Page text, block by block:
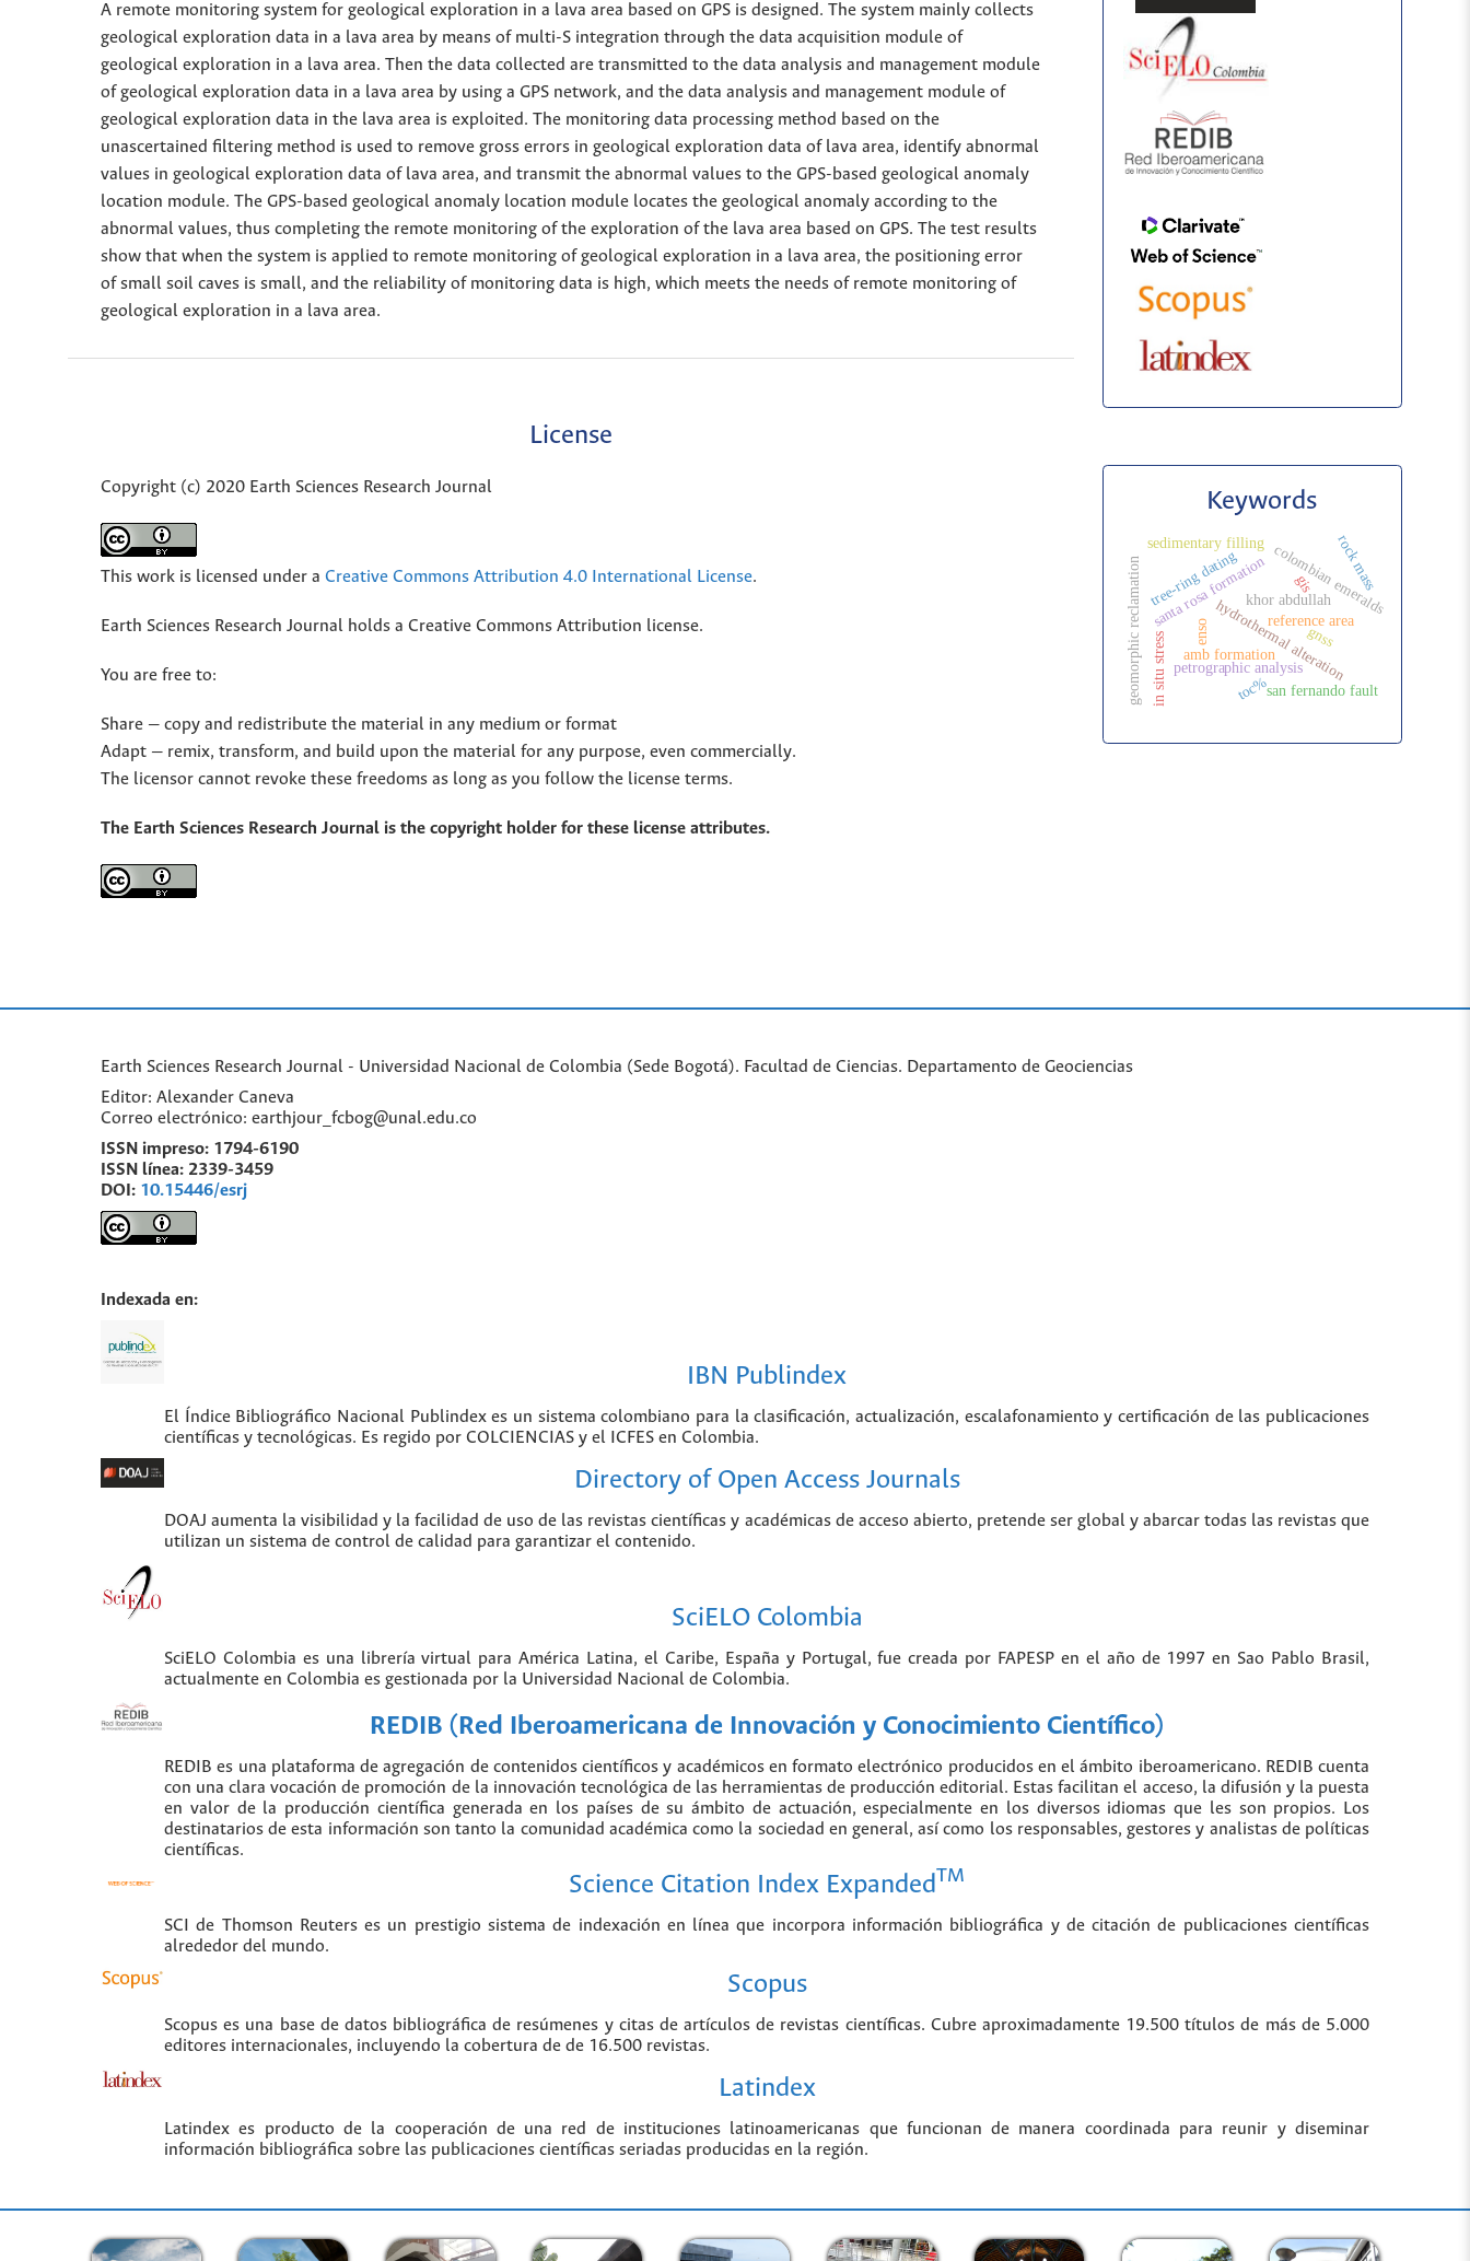
A remote monitoring system for geological exploration in a lava area based on GPS is designed. The system mainly collects
geological exploration data in a lava area by means of multi-S integration through the data acquisition module of
geological exploration in a lava area. Then the data collected are transmitted to the data analysis and management module
of geological exploration data in a lava area by using a GPS network, and the data analysis and management module of
geological exploration data in the lava area is exploited. The monitoring data processing method based on the
unascertained filtering method is used to remove gross errors in geological exploration data of lava area, identify abnormal
values in geological exploration data of lava area, and transmit the abnormal values to the GPS-based geological anomaly
location module. The GPS-based geological anomaly location module locates the geological anomaly according to the
abnormal values, thus completing the remote monitoring of the exploration of the lava area based on GPS. The test results
show that when the system is applied to remote monitoring of geological exploration in a lava area, the positioning error
of small soil caves is small, and the reliability of monitoring data is high, which meets the needs of remote monitoring of
geological exploration in a lava area.
License
Copyright (c) 2020 Earth Sciences Research Journal
This work is licensed under a Creative Commons Attribution 4.0 International License.
Earth Sciences Research Journal holds a Creative Commons Attribution license.
You are free to:
Share — copy and redistribute the material in any medium or format
Adapt — remix, transform, and build upon the material for any purpose, even commercially.
The licensor cannot revoke these freedoms as long as you follow the license terms.
The Earth Sciences Research Journal is the copyright holder for these license attributes.
Keywords
colombian emeralds
hydrothermal alteration
santa rosa formation
san fernando fault
petrographic analysis
amb formation
sedimentary filling
geomorphic reclamation reference area
gis rock mass
in situ stress
tree-ring dating
enso gnss
khor abdullah
toc%
Earth Sciences Research Journal - Universidad Nacional de Colombia (Sede Bogotá). Facultad de Ciencias. Departamento de Geociencias
Editor: Alexander Caneva
Correo electrónico: earthjour_fcbog@unal.edu.co
ISSN impreso: 1794-6190
ISSN línea: 2339-3459
DOI: 10.15446/esrj
Indexada en:
IBN Publindex
El Índice Bibliográfico Nacional Publindex es un sistema colombiano para la clasificación, actualización, escalafonamiento y certificación de las publicaciones
científicas y tecnológicas. Es regido por COLCIENCIAS y el ICFES en Colombia.
Directory of Open Access Journals
DOAJ aumenta la visibilidad y la facilidad de uso de las revistas científicas y académicas de acceso abierto, pretende ser global y abarcar todas las revistas que
utilizan un sistema de control de calidad para garantizar el contenido.
SciELO Colombia
SciELO Colombia es una librería virtual para América Latina, el Caribe, España y Portugal, fue creada por FAPESP en el año de 1997 en Sao Pablo Brasil,
actualmente en Colombia es gestionada por la Universidad Nacional de Colombia.
REDIB (Red Iberoamericana de Innovación y Conocimiento Científico)
REDIB es una plataforma de agregación de contenidos científicos y académicos en formato electrónico producidos en el ámbito iberoamericano. REDIB cuenta
con una clara vocación de promoción de la innovación tecnológica de las herramientas de producción editorial. Estas facilitan el acceso, la difusión y la puesta
en valor de la producción científica generada en los países de su ámbito de actuación, especialmente en los diversos idiomas que les son propios. Los
destinatarios de esta información son tanto la comunidad académica como la sociedad en general, así como los responsables, gestores y analistas de políticas
científicas.
Science Citation Index ExpandedTM
SCI de Thomson Reuters es un prestigio sistema de indexación en línea que incorpora información bibliográfica y de citación de publicaciones científicas
alrededor del mundo.
Scopus
Scopus es una base de datos bibliográfica de resúmenes y citas de artículos de revistas científicas. Cubre aproximadamente 19.500 títulos de más de 5.000
editores internacionales, incluyendo la cobertura de de 16.500 revistas.
Latindex
Latindex es producto de la cooperación de una red de instituciones latinoamericanas que funcionan de manera coordinada para reunir y diseminar
información bibliográfica sobre las publicaciones científicas seriadas producidas en la región.